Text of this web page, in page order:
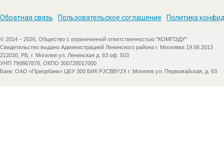
Обратная связь Пользовательское соглашение Политика
© 2014 – 2026, Общество с ограниченной ответственностью "КОМПЭДУ"
Свидетельство выдано Администрацией Ленинского района г. Могилева 19.06.2013
212030, РБ, г. Могилев ул. Ленинская д. 63 оф. 503
УНП 790867878, ОКПО 300728017000
Банк: ОАО «Приорбанк» ЦБУ 300 БИК PJCBBY2X г. Могилев ул. Первомайская, д. 63